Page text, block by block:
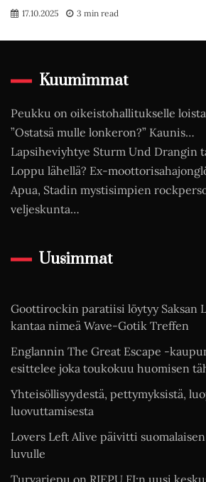
17.10.2025 3 min read
Kuumimmat
Peukku on oikeistohallitukselle
”Ostatsä mulle lonkeron?” Kaunis…
Lapsiheviyhtye Sturm Und Drangin
Loppu lähellä? Ex-
Apua, Stadin mystisimpien
veljeskunta…
Uusimmat
Goottirockin paratiisi löytyy Saksan
kantaa nimeä Wave-Gotik Treffen
Englannin The Great Escape -
esittelee joka toukokuu huomisen
Yhteisöllisyydestä, pettymyksistä,
luovuttamisesta
Lovers Left Alive päivitti
luvulle
Turvariepu on RIEPU.FI:n uusi